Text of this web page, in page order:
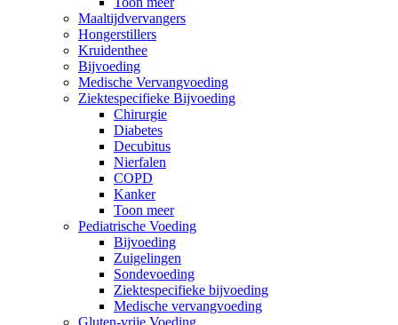
Maaltijdvervangers
Hongerstillers
Kruidenthee
Bijvoeding
Medische Vervangvoeding
Ziektespecifieke Bijvoeding
Chirurgie
Diabetes
Decubitus
Nierfalen
COPD
Kanker
Toon meer
Pediatrische Voeding
Bijvoeding
Zuigelingen
Sondevoeding
Ziektespecifieke bijvoeding
Medische vervangvoeding
Gluten-vrije Voeding